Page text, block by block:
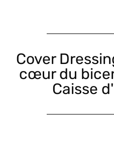
Cover
cœur du
Caisse